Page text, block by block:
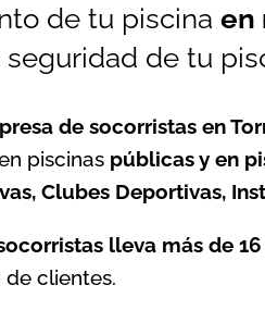
de tu piscina en
seguridad de tu
de socorristas en
piscinas públicas y en
Clubes Deportivas,
lleva más de 16
clientes.